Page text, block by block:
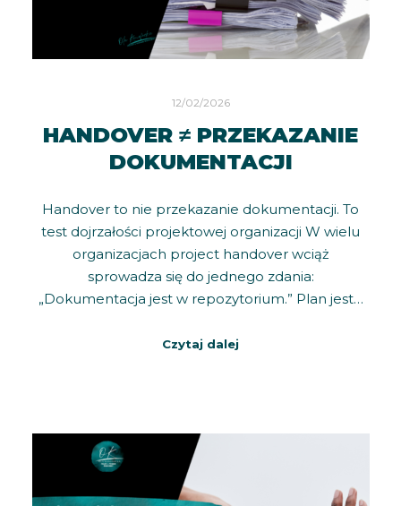
12/02/2026
HANDOVER ≠ PRZEKAZANIE
DOKUMENTACJI
Handover to nie przekazanie dokumentacji. To
test dojrzałości projektowej organizacji W wielu
organizacjach project handover wciąż
sprowadza się do jednego zdania:
„Dokumentacja jest w repozytorium.” Plan jest…
Czytaj dalej